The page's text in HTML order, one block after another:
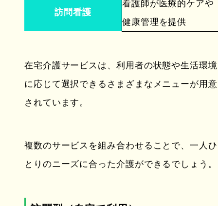
訪問看護
看護師が医療的ケアや
健康管理を提供
在宅介護サービスは、利用者の状態や生活環境
に応じて選択できるさまざまなメニューが用意
されています。
複数のサービスを組み合わせることで、一人ひ
とりのニーズに合った介護ができるでしょう。